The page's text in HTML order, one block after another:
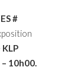
#
KLP
10h00.